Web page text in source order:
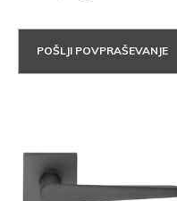
POŠLJI POVPRAŠEVANJE